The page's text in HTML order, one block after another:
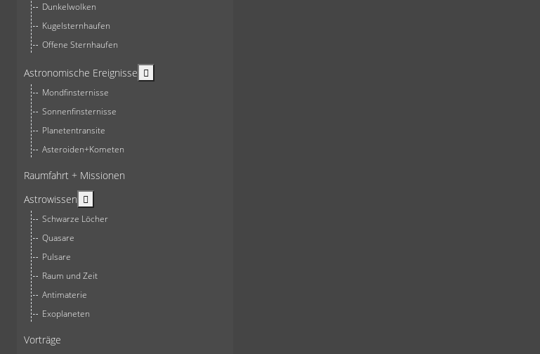
Dunkelwolken
Kugelsternhaufen
Offene Sternhaufen
Astronomische Ereignisse
Mondfinsternisse
Sonnenfinsternisse
Planetentransite
Asteroiden+Kometen
Raumfahrt + Missionen
Astrowissen
Schwarze Löcher
Quasare
Pulsare
Raum und Zeit
Antimaterie
Exoplaneten
Vorträge